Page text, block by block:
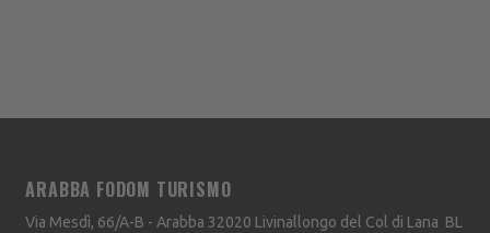
ARABBA FODOM TURISMO
Via Mesdì, 66/A-B - Arabba 32020 Livinallongo del Col di Lana BL